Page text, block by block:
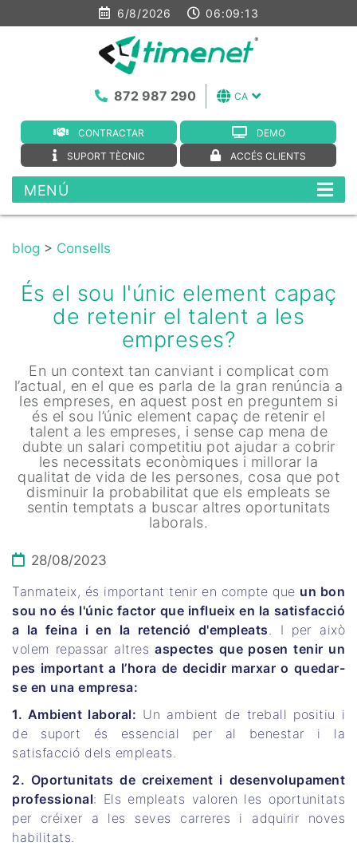
6/8/2026 06:09:14
CONTRACTAR
DEMO
SUPORT TÈCNIC
ACCÉS CLIENTS
CA
872 987 290
MENÚ
blog > Consells
És el sou l'únic element capaç
de retenir el talent a les
empreses?
En un context tan canviant i complicat com
l’actual, en el que es parla de la gran renúncia a
les empreses, en aquest post en preguntem si
és el sou l’únic element capaç de retenir el
talent a les empreses, i sense cap mena de
dubte un salari competitiu pot ajudar a cobrir
les necessitats econòmiques i millorar la
qualitat de vida de les persones, cosa que pot
disminuir la probabilitat que els empleats se
sentin temptats a buscar altres oportunitats
laborals.
28/08/2023
Tanmateix, és important tenir en compte que un bon
sou no és l'únic factor que influeix en la satisfacció
a la feina i en la retenció d'empleats. I per això
volem repassar altresaspectes que posen tenir un
pes important a l’hora de decidir marxar o quedar-
se en una empresa:
1. Ambient laboral: Un ambient de treball positiu i
de suport és essencial per al benestar i la
satisfacció dels empleats.
2. Oportunitats de creixement i desenvolupament
professional: Els empleats valoren les oportunitats
per créixer a les seves carreres i adquirir noves
habilitats.